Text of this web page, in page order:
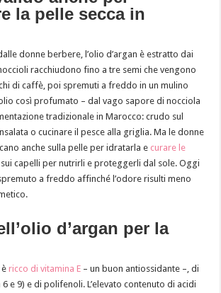
la pelle secca in
donne berbere, l’olio d’argan è estratto dai
racchiudono fino a tre semi che vengono
di caffè, poi spremuti a freddo in un mulino
così profumato – dal vago sapore di nocciola
tradizionale in Marocco: crudo sul
o cucinare il pesce alla griglia. Ma le donne
anche sulla pelle per idratarla e curare le
capelli per nutrirli e proteggerli dal sole. Oggi
spremuto a freddo affinché l’odore risulti meno
d’argan per la
èricco di vitamina E – un buon antiossidante –, di
e 9) e di polifenoli. L’elevato contenuto di acidi